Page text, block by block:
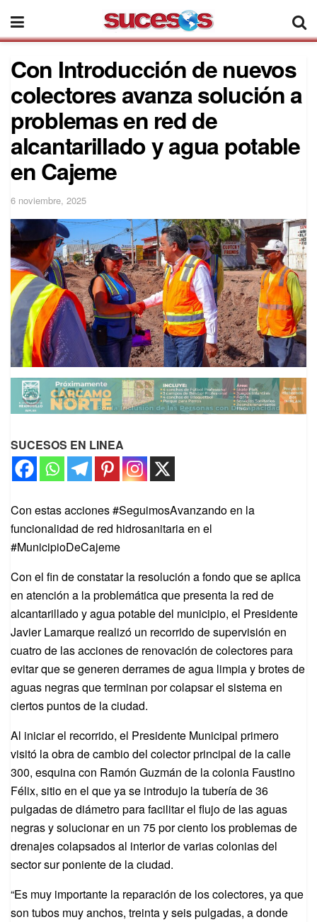
Con Introducción de nuevos
colectores avanza solución a
problemas en red de
alcantarillado y agua potable
en Cajeme
6 noviembre, 2025
SUCESOS EN LINEA
Con estas acciones #SeguimosAvanzando en la
funcionalidad de red hidrosanitaria en el
#MunicipioDeCajeme
Con el fin de constatar la resolución a fondo que se aplica
en atención a la problemática que presenta la red de
alcantarillado y agua potable del municipio, el Presidente
Javier Lamarque realizó un recorrido de supervisión en
cuatro de las acciones de renovación de colectores para
evitar que se generen derrames de agua limpia y brotes de
aguas negras que terminan por colapsar el sistema en
ciertos puntos de la ciudad.
Al iniciar el recorrido, el Presidente Municipal primero
visitó la obra de cambio del colector principal de la calle
300, esquina con Ramón Guzmán de la colonia Faustino
Félix, sitio en el que ya se introdujo la tubería de 36
pulgadas de diámetro para facilitar el flujo de las aguas
negras y solucionar en un 75 por ciento los problemas de
drenajes colapsados al interior de varias colonias del
sector sur poniente de la ciudad.
“Es muy importante la reparación de los colectores, ya que
son tubos muy anchos, treinta y seis pulgadas, a donde